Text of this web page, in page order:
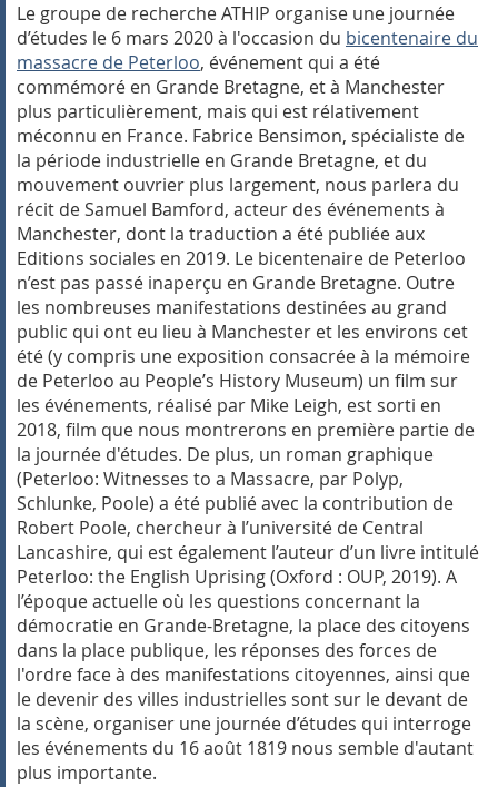
Le groupe de recherche ATHIP organise une journée
d’études le 6 mars 2020 à l'occasion du bicentenaire du
massacre de Peterloo, événement qui a été
commémoré en Grande Bretagne, et à Manchester
plus particulièrement, mais qui est rélativement
méconnu en France. Fabrice Bensimon, spécialiste de
la période industrielle en Grande Bretagne, et du
mouvement ouvrier plus largement, nous parlera du
récit de Samuel Bamford, acteur des événements à
Manchester, dont la traduction a été publiée aux
Editions sociales en 2019. Le bicentenaire de Peterloo
n’est pas passé inaperçu en Grande Bretagne. Outre
les nombreuses manifestations destinées au grand
public qui ont eu lieu à Manchester et les environs cet
été (y compris une exposition consacrée à la mémoire
de Peterloo au People’s History Museum) un film sur
les événements, réalisé par Mike Leigh, est sorti en
2018, film que nous montrerons en première partie de
la journée d'études. De plus, un roman graphique
(Peterloo: Witnesses to a Massacre, par Polyp,
Schlunke, Poole) a été publié avec la contribution de
Robert Poole, chercheur à l’université de Central
Lancashire, qui est également l’auteur d’un livre intitulé
Peterloo: the English Uprising(Oxford : OUP, 2019). A
l’époque actuelle où les questions concernant la
démocratie en Grande-Bretagne, la place des citoyens
dans la place publique, les réponses des forces de
l'ordre face à des manifestations citoyennes, ainsi que
le devenir des villes industrielles sont sur le devant de
la scène, organiser une journée d’études qui interroge
les événements du 16 août 1819 nous semble d'autant
plus importante.